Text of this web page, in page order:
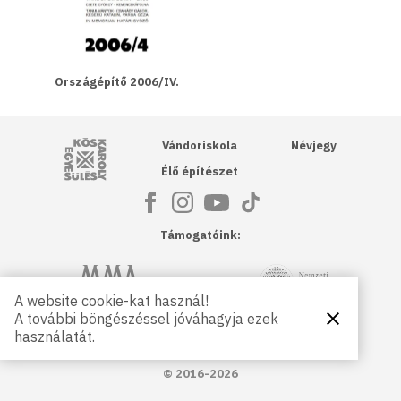
Országépítő 2006/IV.
Kós Károly Egyesülés
Vándoriskola
Élő építészet
Névjegy
Támogatóink:
Magyar Művészeti Akadémia NKA
Petőfi Kulturális Ügynökség
© 2016-2026
A website cookie-kat használ!
A további böngészéssel jóváhagyja ezek
használatát.
Bezárás